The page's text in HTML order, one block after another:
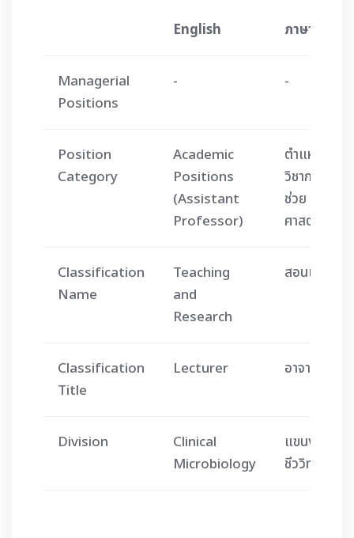
English ภาษาไทย
Managerial
Positions
- -
Position
Category
Academic
Positions
(Assistant
Professor)
ตำแหน่ง
วิชาการ (ผู้
ช่วย
ศาสตราจาร
Classification
Name
Teaching
and
Research
สอนและวิจัย
Classification
Title
Lecturer อาจารย์
Division
Clinical
Microbiology
แขนงจุล
ชีววิทยาคลิ